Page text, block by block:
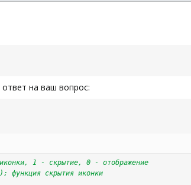
на ваш вопрос:
1 - скрытие, 0 - отображение
скрытия иконки